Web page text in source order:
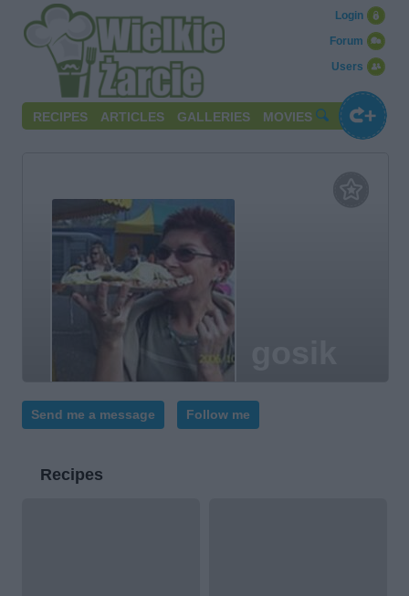
Users
Forum
Login
RECIPES ARTICLES GALLERIES MOVIES
Send me a message Follow me
Recipes